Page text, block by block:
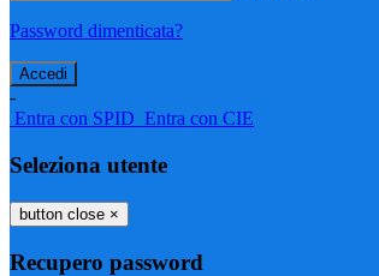
Password dimenticata?
-
Entra con SPID Entra con CIE
Seleziona utente
button close ×
Recupero password